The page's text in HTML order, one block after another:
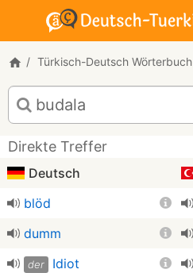
Türkisch-Deutsch Wörterbuch
Türkisch-
Deutsch
Übersetzung
für
"budala"
Direkte Treffer
Deutsch
blöd
dumm
der Idiot